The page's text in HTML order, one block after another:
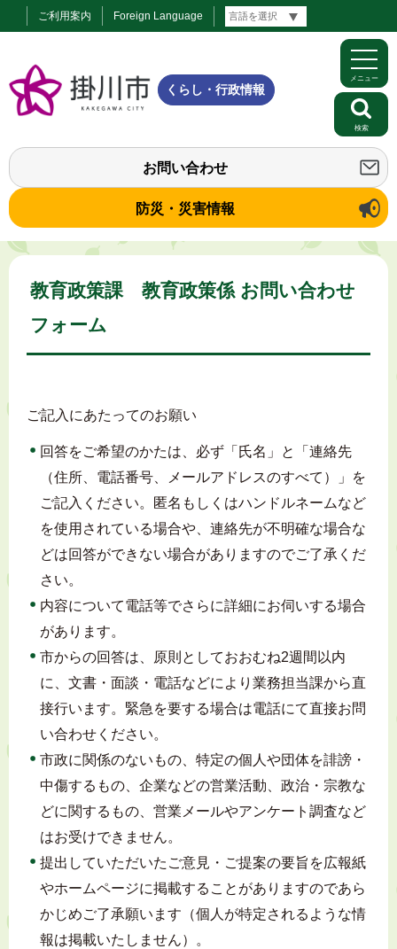
ご利用案内 Foreign Language
くらし・行政情報
お問い合わせ
防災・災害情報
メニュー
検索
教育政策課 教育政策係 お問い合わせ
フォーム
ご記入にあたってのお願い
回答をご希望のかたは、必ず「氏名」と「連絡先
（住所、電話番号、メールアドレスのすべて）」を
ご記入ください。匿名もしくはハンドルネームなど
を使用されている場合や、連絡先が不明確な場合な
どは回答ができない場合がありますのでご了承くだ
さい。
内容について電話等でさらに詳細にお伺いする場合
があります。
市からの回答は、原則としておおむね2週間以内
に、文書・面談・電話などにより業務担当課から直
接行います。緊急を要する場合は電話にて直接お問
い合わせください。
市政に関係のないもの、特定の個人や団体を誹謗・
中傷するもの、企業などの営業活動、政治・宗教な
どに関するもの、営業メールやアンケート調査など
はお受けできません。
提出していただいたご意見・ご提案の要旨を広報紙
やホームページに掲載することがありますのであら
かじめご了承願います（個人が特定されるような情
報は掲載いたしません）。